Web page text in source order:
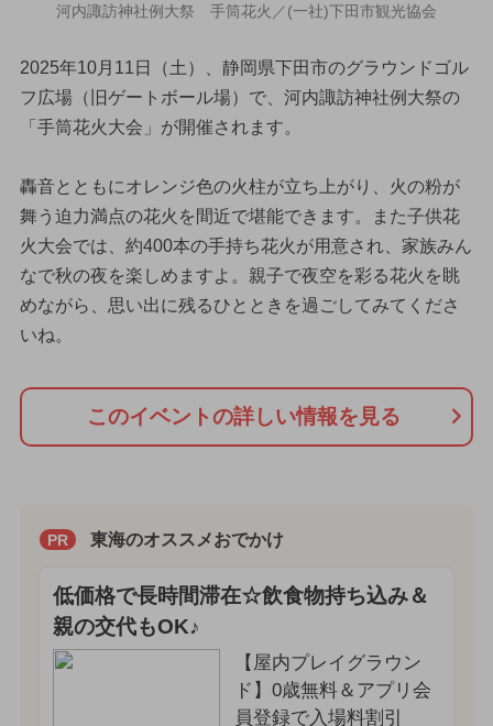
河内諏訪神社例大祭 手筒花火／(一社)下田市観光協会
2025年10月11日（土）、静岡県下田市のグラウンドゴル
フ広場（旧ゲートボール場）で、河内諏訪神社例大祭の
「手筒花火大会」が開催されます。
轟音とともにオレンジ色の火柱が立ち上がり、火の粉が
舞う迫力満点の花火を間近で堪能できます。また子供花
火大会では、約400本の手持ち花火が用意され、家族みん
なで秋の夜を楽しめますよ。親子で夜空を彩る花火を眺
めながら、思い出に残るひとときを過ごしてみてくださ
いね。
このイベントの詳しい情報を見る
PR 東海のオススメおでかけ
低価格で長時間滞在☆飲食物持ち込み＆
親の交代もOK♪
【屋内プレイグラウン
ド】0歳無料＆アプリ会
員登録で入場料割引